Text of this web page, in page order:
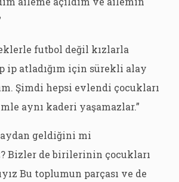
futbol değil kızlarla
ip atladığım için sürekli alay
Şimdi hepsi evlendi çocukları
aynı kaderi yaşamazlar.”
geldiğini mi
Bizler de birilerinin çocukları
Bu toplumun parçası ve de